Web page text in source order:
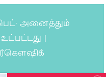
· அனைத்தும்
உட்பட்டது |